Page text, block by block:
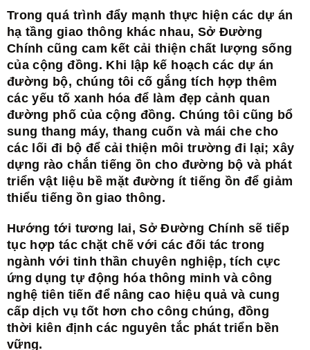
Trong quá trình đẩy mạnh thực hiện các dự án
hạ tầng giao thông khác nhau, Sở Đường
Chính cũng cam kết cải thiện chất lượng sống
của cộng đồng. Khi lập kế hoạch các dự án
đường bộ, chúng tôi cố gắng tích hợp thêm
các yếu tố xanh hóa để làm đẹp cảnh quan
đường phố của cộng đồng. Chúng tôi cũng bổ
sung thang máy, thang cuốn và mái che cho
các lối đi bộ để cải thiện môi trường đi lại; xây
dựng rào chắn tiếng ồn cho đường bộ và phát
triển vật liệu bề mặt đường ít tiếng ồn để giảm
thiểu tiếng ồn giao thông.
Hướng tới tương lai, Sở Đường Chính sẽ tiếp
tục hợp tác chặt chẽ với các đối tác trong
ngành với tinh thần chuyên nghiệp, tích cực
ứng dụng tự động hóa thông minh và công
nghệ tiên tiến để nâng cao hiệu quả và cung
cấp dịch vụ tốt hơn cho công chúng, đồng
thời kiên định các nguyên tắc phát triển bền
vững.